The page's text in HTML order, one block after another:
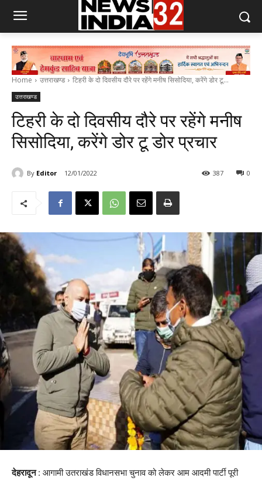
Home उत्तराखण्ड टिहरी के दो दिवसीय दौरे पर रहेंगे मनीष सिसोदिया, करेंगे डोर टू...
उत्तराखण्ड
टिहरी के दो दिवसीय दौरे पर रहेंगे मनीष
सिसोदिया, करेंगे डोर टू डोर प्रचार
By Editor 12/01/2022 0
387
देहरादून: आगामी उतराखंड विधानसभा चुनाव को लेकर आम आदमी पार्टी पूरी